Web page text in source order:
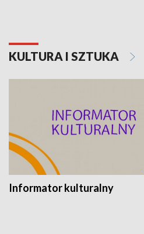
KULTURA I SZTUKA
Informator kulturalny